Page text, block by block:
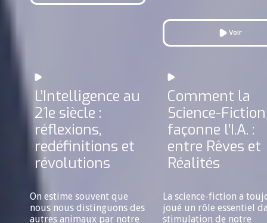
Voir
L’Intelligence au
21e siècle :
réflexions,
redéfinitions et
révolutions
On estime souvent que
nous nous distinguons des
autres animaux par notre
Comment la
Science-Fiction
façonne l’I.A. :
entre Rêves et
Réalités
La science-fiction a
joué un rôle essentiel
stimulation de notre